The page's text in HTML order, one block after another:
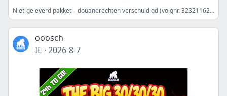
Niet-geleverd pakket – douanerechten verschuldigd (volgnr. 323211629121502149238085)
ooosch
IE · 2026-8-7